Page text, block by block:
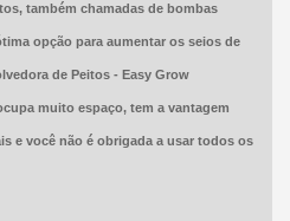
também chamadas de bombas
opção para aumentar os seios de
de Peitos - Easy Grow
muito espaço, tem a vantagem
e você não é obrigada a usar todos os